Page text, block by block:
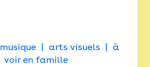
musique arts visuels
à
voir en famille